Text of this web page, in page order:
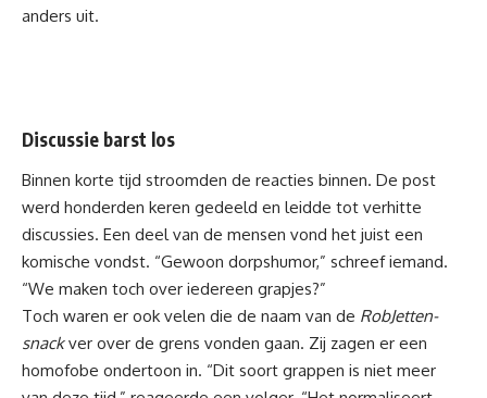
anders uit.
Discussie barst los
Binnen korte tijd stroomden de reacties binnen. De post
werd honderden keren gedeeld en leidde tot verhitte
discussies. Een deel van de mensen vond het juist een
komische vondst. “Gewoon dorpshumor,” schreef iemand.
“We maken toch over iedereen grapjes?”
Toch waren er ook velen die de naam van de RobJetten-
snackver over de grens vonden gaan. Zij zagen er een
homofobe ondertoon in. “Dit soort grappen is niet meer